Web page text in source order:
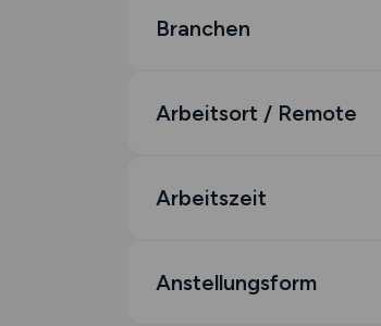
Branchen
Arbeitsort / Remote
Arbeitszeit
Anstellungsform